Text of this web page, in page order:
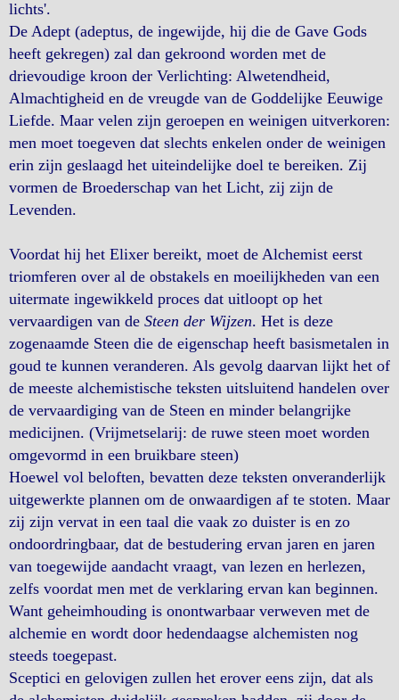
lichts'.
De Adept (adeptus, de ingewijde, hij die de Gave Gods
heeft gekregen) zal dan gekroond worden met de
drievoudige kroon der Verlichting: Alwetendheid,
Almachtigheid en de vreugde van de Goddelijke Eeuwige
Liefde. Maar velen zijn geroepen en weinigen uitverkoren:
men moet toegeven dat slechts enkelen onder de weinigen
erin zijn geslaagd het uiteindelijke doel te bereiken. Zij
vormen de Broederschap van het Licht, zij zijn de
Levenden.
Voordat hij het Elixer bereikt, moet de Alchemist eerst
triomferen over al de obstakels en moeilijkheden van een
uitermate ingewikkeld proces dat uitloopt op het
vervaardigen van de Steen der Wijzen. Het is deze
zogenaamde Steen die de eigenschap heeft basismetalen in
goud te kunnen veranderen. Als gevolg daarvan lijkt het of
de meeste alchemistische teksten uitsluitend handelen over
de vervaardiging van de Steen en minder belangrijke
medicijnen. (Vrijmetselarij: de ruwe steen moet worden
omgevormd in een bruikbare steen)
Hoewel vol beloften, bevatten deze teksten onveranderlijk
uitgewerkte plannen om de onwaardigen af te stoten. Maar
zij zijn vervat in een taal die vaak zo duister is en zo
ondoordringbaar, dat de bestudering ervan jaren en jaren
van toegewijde aandacht vraagt, van lezen en herlezen,
zelfs voordat men met de verklaring ervan kan beginnen.
Want geheimhouding is onontwarbaar verweven met de
alchemie en wordt door hedendaagse alchemisten nog
steeds toegepast.
Sceptici en gelovigen zullen het erover eens zijn, dat als